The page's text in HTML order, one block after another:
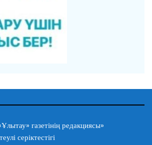
газетінің редакциясы»
серіктестігі